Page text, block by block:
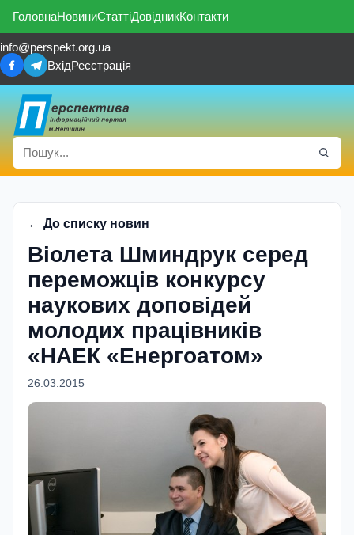
ГоловнаНовиниСтаттіДовідникКонтакти
info@perspekt.org.ua
ВхідРеєстрація
← До списку новин
Вiолета Шминдрук серед
переможцiв конкурсу
наукових доповiдей
молодих працiвникiв
«НАЕК «Енергоатом»
26.03.2015